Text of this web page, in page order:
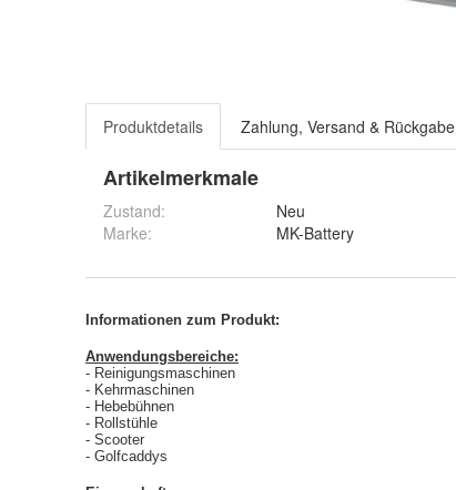
Produktdetails Zahlung, Versand & Rückgabe
Artikelmerkmale
Zustand:
Neu
Marke:
MK-Battery